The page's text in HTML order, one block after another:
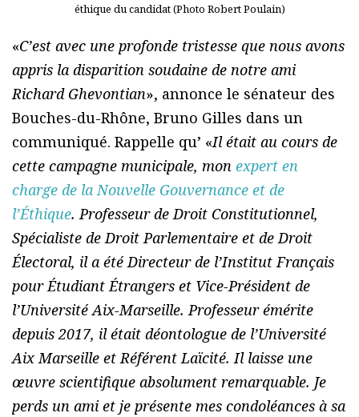
éthique du candidat (Photo Robert Poulain)
«C’est avec une profonde tristesse que nous avons
appris la disparition soudaine de notre ami
Richard Ghevontian», annonce le sénateur des
Bouches-du-Rhône, Bruno Gilles dans un
communiqué. Rappelle qu’ «Il était au cours de
cette campagne municipale, mon expert en
charge de la Nouvelle Gouvernance et de
l’Éthique. Professeur de Droit Constitutionnel,
Spécialiste de Droit Parlementaire et de Droit
Électoral, il a été Directeur de l’Institut Français
pour Étudiant Étrangers et Vice-Président de
l’Université Aix-Marseille. Professeur émérite
depuis 2017, il était déontologue de l’Université
Aix Marseille et Référent Laïcité. Il laisse une
œuvre scientifique absolument remarquable. Je
perds un ami et je présente mes condoléances à sa